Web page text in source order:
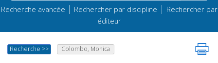
Recherche avancée | Rechercher par discipline | Rechercher par
éditeur
Recherche >> Colombo, Monica